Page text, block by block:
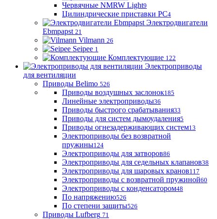
Червячные NMRW Light9
Цилиндрические приставки PC4
Электродвигатели
Ebmpapst 21
Vilmann 26
Seipee 1
Комплектующие 122
Электроприводы
для вентиляции
Приводы Belimo 526
Приводы воздушных заслонок185
Линейные электроприводы36
Приводы быстрого срабатывания33
Приводы для систем дымоудаления5
Приводы огнезадерживающих систем13
Электроприводы без возвратной
пружины124
Электроприводы для затворов86
Электроприводы для седельных клапанов38
Электроприводы для шаровых кранов117
Электроприводы с возвратной пружиной60
Электроприводы с конденсатором48
По напряжению526
По степени защиты526
Приводы Lufberg 71